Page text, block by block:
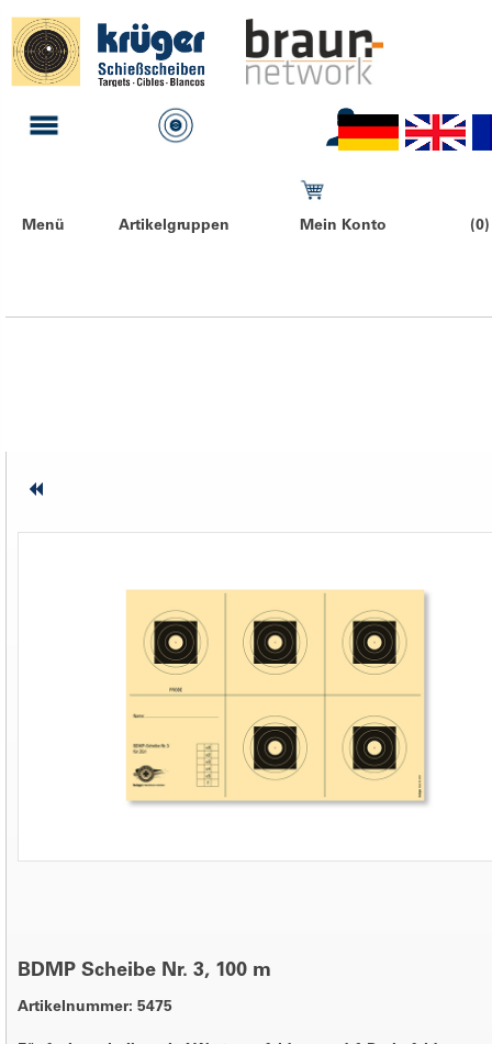
Menü Artikelgruppen Mein Konto
BDMP Scheibe Nr. 3, 100 m
Artikelnummer: 5475